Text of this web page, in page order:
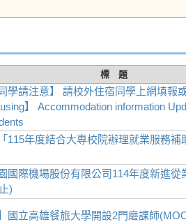
標 題
學請注意】 請校外住宿同學上網填報
】 Accommodation information
115年度結合大專校院辦理就業服務補
國際機場股份有限公司114年度新進
)
國立高雄餐旅大學開設2門磨課師